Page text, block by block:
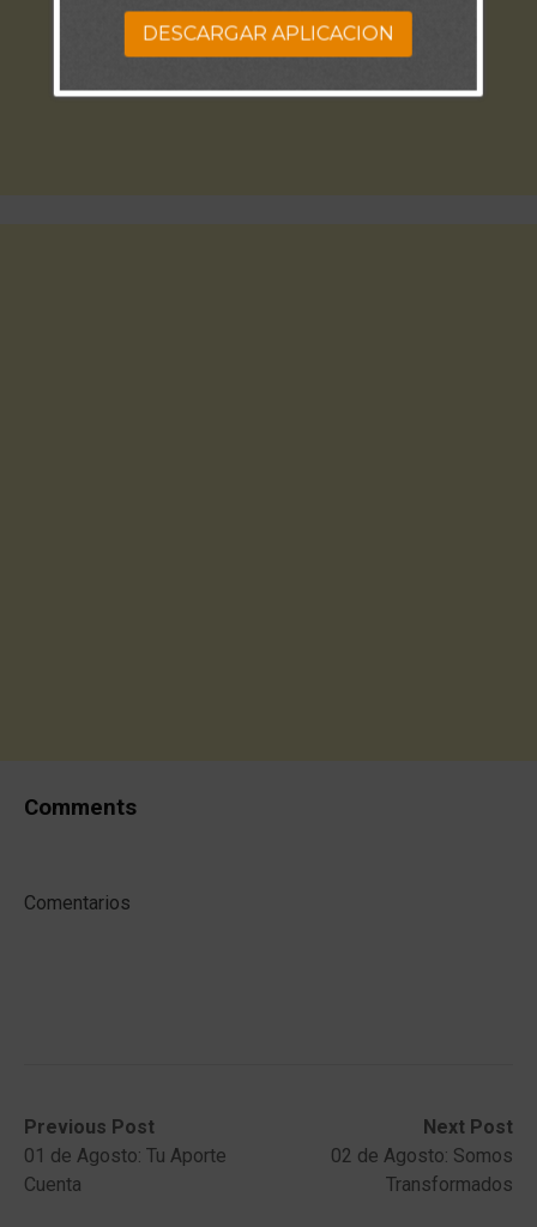
Comments
Comentarios
Post
navigation
Previous Post
Previous
post:01 de Agosto: Tu Aporte
Cuenta
Next Post
Next
post:
02 de Agosto: Somos
Transformados
DESCARGAR APLICACION